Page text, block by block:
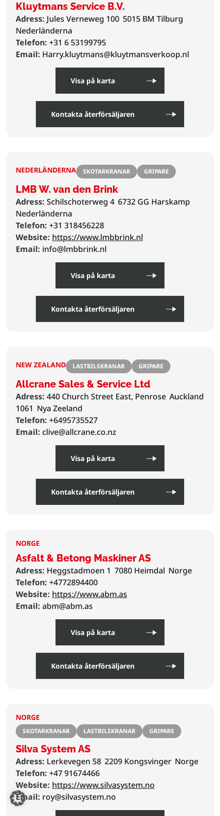
Kluytmans Service B.V.
Adress: Jules Verneweg 100 5015 BM Tilburg
Nederländerna
Telefon: +31 6 53199795
Email: Harry.kluytmans@kluytmansverkoop.nl
Visa på karta
Kontakta återförsäljaren
NEDERLÄNDERNA SKOTARKRANAR GRIPARE
LMB W. van den Brink
Adress: Schilschoterweg 4 6732 GG Harskamp
Nederländerna
Telefon: +31 318456228
Website: https://www.lmbbrink.nl
Email: info@lmbbrink.nl
Visa på karta
Kontakta återförsäljaren
NEW ZEALAND LASTBILSKRANAR GRIPARE
Allcrane Sales & Service Ltd
Adress: 440 Church Street East, Penrose Auckland
1061 Nya Zeeland
Telefon: +6495735527
Email: clive@allcrane.co.nz
Visa på karta
Kontakta återförsäljaren
NORGE
Asfalt & Betong Maskiner AS
Adress: Heggstadmoen 1 7080 Heimdal Norge
Telefon: +4772894400
Website: https://www.abm.as
Email: abm@abm.as
Visa på karta
Kontakta återförsäljaren
NORGE
SKOTARKRANAR LASTBILSKRANAR GRIPARE
Silva System AS
Adress: Lerkevegen 58 2209 Kongsvinger Norge
Telefon: +47 91674466
Website: https://www.silvasystem.no
Email: roy@silvasystem.no